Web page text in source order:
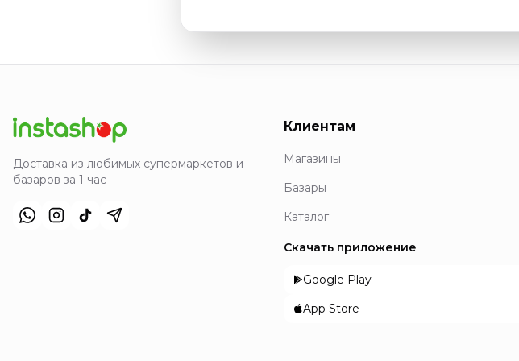
Доставка из любимых супермаркетов и
базаров за 1 час
Клиентам
Магазины
Базары
Каталог
Скачать приложение
Google Play
App Store